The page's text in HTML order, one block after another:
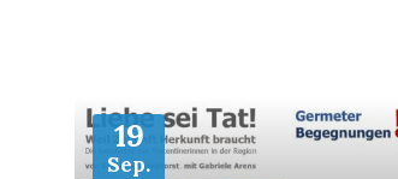
19
Sep.
Weiter